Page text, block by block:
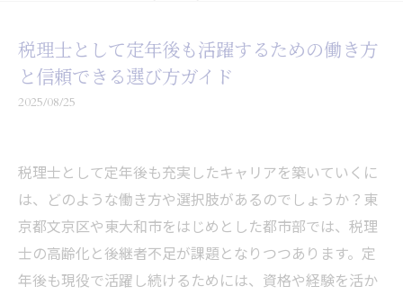
税理士として定年後も活躍するための働き方
と信頼できる選び方ガイド
2025/08/25
税理士として定年後も充実したキャリアを築いていくに
は、どのような働き方や選択肢があるのでしょうか？東
京都文京区や東大和市をはじめとした都市部では、税理
士の高齢化と後継者不足が課題となりつつあります。定
年後も現役で活躍し続けるためには、資格や経験を活か